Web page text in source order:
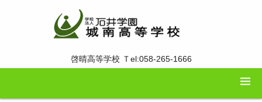
啓晴高等学校 Ｔel:058-265-1666